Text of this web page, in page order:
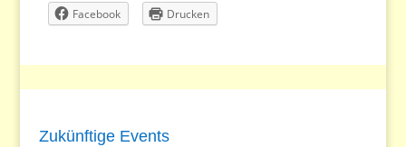
Facebook Drucken
Zukünftige Events